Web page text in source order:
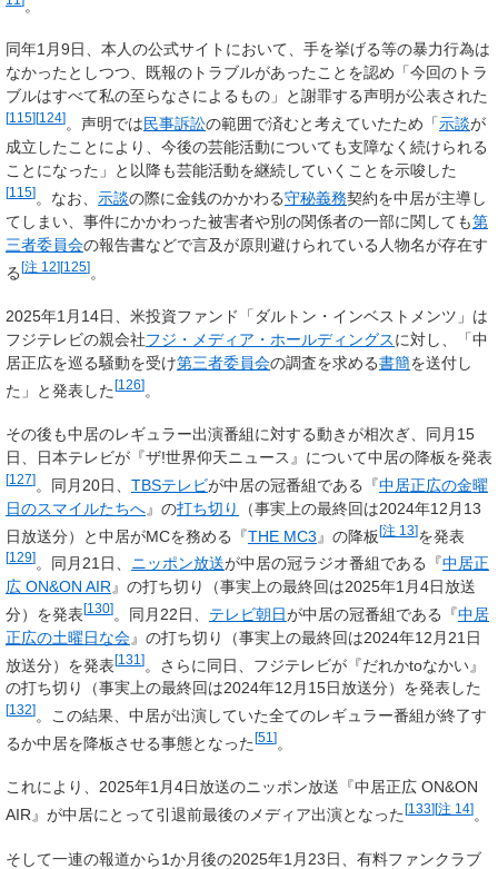
。
同年1月9日、本人の公式サイトにおいて、手を挙げる等の暴力行為は
なかったとしつつ、既報のトラブルがあったことを認め「今回のトラ
ブルはすべて私の至らなさによるもの」と謝罪する声明が公表された
[115][124] 。声明では民事訴訟の範囲で済むと考えていたため「示談が
成立したことにより、今後の芸能活動についても支障なく続けられる
ことになった 」と以降も芸能活動を継続していくことを示唆した
[115]。なお、 示談の際に金銭のかかわる守秘義務契約を中居が主導し
てしまい、事件にかかわった被害者や別の関係者の一部に関しても第
三者委員会の報告書などで言及が原則避けられている人物名が存在す
る[注 12][125]
2025年1月14日、米投資ファンド「ダルトン・インベストメンツ」は
フジテレビの親会社フジ・メディア・ホールディングスに対し、「中
居正広を巡る騒動を受け第三者委員会の調査を求める書簡を送付し
た」と発表した[126]。
その後も中居のレギュラー出演番組に対する動きが相次ぎ、同月15
日、日本テレビが『ザ!世界仰天ニュース』について中居の降板を発表
[127]。同月20日、 TBSテレビが中居の冠番組である『中居正広の金曜
日のスマイルたちへ』の打ち切り
（事実上の最終回は2024年12月13
日放送分）と中居がMCを務める『THE MC3 』の降板[注 13]を発表
[129] 。同月21日、 ニッポン放送が中居の冠ラジオ番組である『中居正
広 ON&ON AIR 』の打ち切り（事実上の最終回は2025年1月4日放送
分）を発表[130]。同月22日、 テレビ朝日が中居の冠番組である『中居
正広の土曜日な会』の打ち切り（事実上の最終回は2024年12月21日
放送分）を発表[131 ]。さらに同日、フジテレビが『だれかtoなかい』
の打ち切り（事実上の最終回は2024年12月15日放送分）を発表した
[132] 。この結果、中居が出演していた全てのレギュラー番組が終了す
るか中居を降板させる事態となった[51 ]。
これにより、2025年1月4日放送のニッポン放送『中居正広 ON&ON
AIR』が中居にとって引退前最後のメディア出演となった [133][注 14] 。
そして一連の報道から1か月後の2025年1月23日、有料ファンクラブ